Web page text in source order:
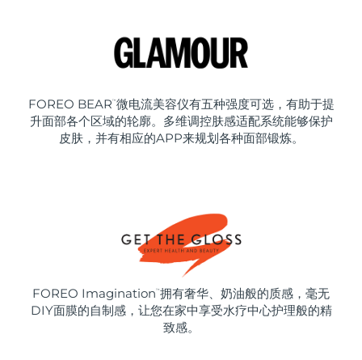
FOREO BEAR ™ 微电流美容仪有五种强度可选，有助于提
升面部各个区域的轮廓。多维调控肤感适配系统能够保护
皮肤，并有相应的APP来规划各种面部锻炼。
FOREO Imagination ™ 拥有奢华、奶油般的质感，毫无
DIY面膜的自制感，让您在家中享受水疗中心护理般的精
致感。